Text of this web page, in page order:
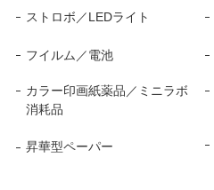
ストロボ／LEDライト
フイルム／電池
カラー印画紙薬品／ミニラボ
消耗品
昇華型ペーパー